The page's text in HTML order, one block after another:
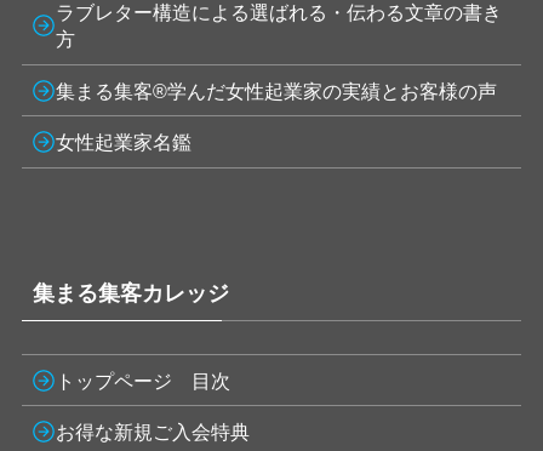
ラブレター構造による選ばれる・伝わる文章の書き
方
集まる集客®学んだ女性起業家の実績とお客様の声
女性起業家名鑑
集まる集客カレッジ
トップページ 目次
お得な新規ご入会特典